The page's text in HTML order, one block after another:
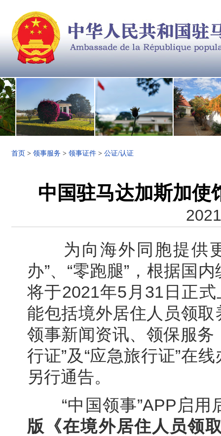
首页 > 领事服务 > 领事证件 > 公证/认证
中国驻马达加斯加使
为向海外同胞提供更
办”、“零跑腿”，根据国
将于2021年5月31日正式
能包括境外居住人员领
领事新闻资讯、领保服务
行证”及“应急旅行证”在
另行通告。
“中国领事”APP启用
版《在境外居住人员领